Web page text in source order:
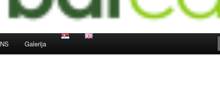
Galerija